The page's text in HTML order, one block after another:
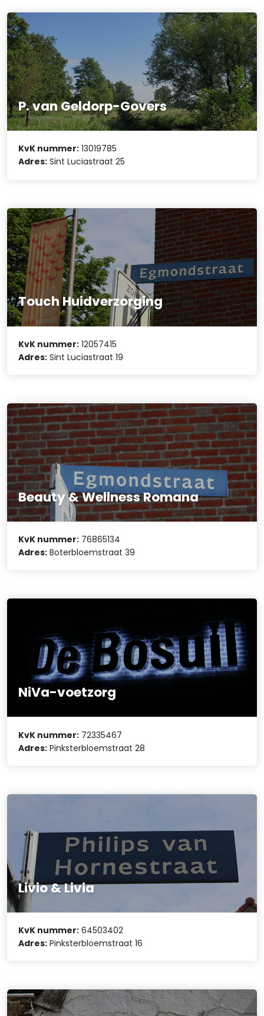
P. van Geldorp-Govers
KvK nummer: 13019785
Adres: Sint Luciastraat 25
Touch Huidverzorging
KvK nummer: 12057415
Adres: Sint Luciastraat 19
Beauty & Wellness Romana
KvK nummer: 76865134
Adres: Boterbloemstraat 39
NiVa-voetzorg
KvK nummer: 72335467
Adres: Pinksterbloemstraat 28
Livio & Livia
KvK nummer: 64503402
Adres: Pinksterbloemstraat 16